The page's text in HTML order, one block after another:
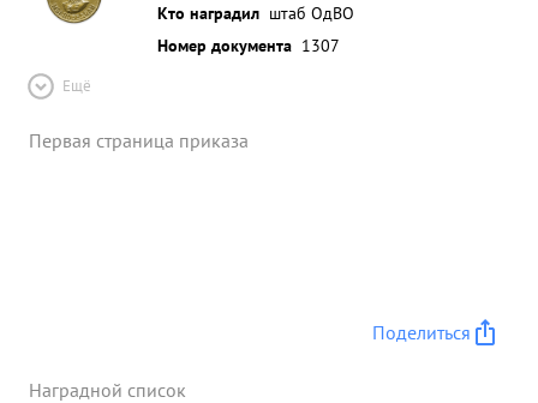
Кто наградил штаб ОдВО
Номер документа 1307
Ещё
Первая страница приказа
Поделиться
Наградной список